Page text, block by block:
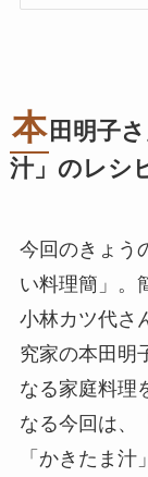
本 田明子
汁」のレシ
今回のきょう
い料理簡」。
小林カツ代さ
究家の本田明
なる家庭料理
なる今回は、
「かきたま汁